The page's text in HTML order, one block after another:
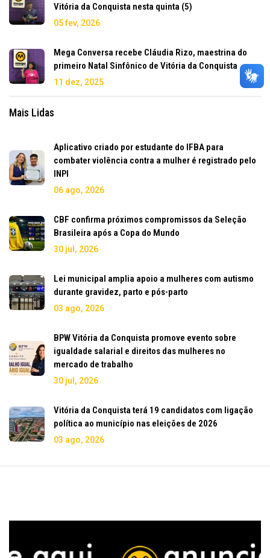
Vitória da Conquista nesta quinta (5)
05 fev, 2026
Mega Conversa recebe Cláudia Rizo, maestrina do
primeiro Natal Sinfônico de Vitória da Conquista
11 dez, 2025
Mais Lidas
Aplicativo criado por estudante do IFBA para
combater violência contra a mulher é registrado pelo
INPI
06 ago, 2026
CBF confirma próximos compromissos da Seleção
Brasileira após a Copa do Mundo
30 jul, 2026
Lei municipal amplia apoio a mulheres com autismo
durante gravidez, parto e pós-parto
03 ago, 2026
BPW Vitória da Conquista promove evento sobre
igualdade salarial e direitos das mulheres no
mercado de trabalho
30 jul, 2026
Vitória da Conquista terá 19 candidatos com ligação
política ao município nas eleições de 2026
03 ago, 2026